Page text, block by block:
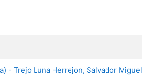
- Trejo Luna Herrejon, Salvador Miguel